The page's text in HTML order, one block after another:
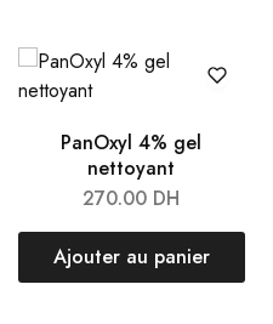
PanOxyl 4% gel
nettoyant
270.00 DH
Ajouter au panier